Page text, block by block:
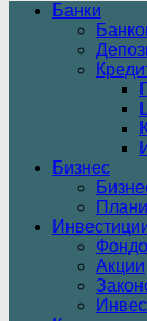
Банки
Бизнес
Акции